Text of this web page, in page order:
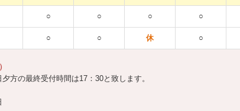
○ ○ ○ ○
○ ○ 休 ○
方の最終受付時間は17：30と致します。